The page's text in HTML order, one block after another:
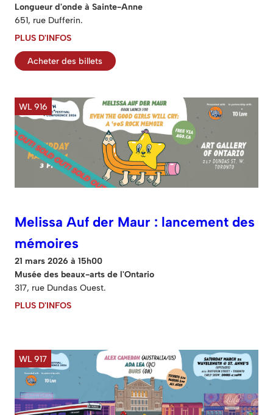
Longueur d'onde à Sainte-Anne
651, rue Dufferin.
PLUS D'INFOS
Acheter des billets
WL 916
Melissa Auf der Maur : lancement des
mémoires
21 mars 2026 à 15h00
Musée des beaux-arts de l'Ontario
317, rue Dundas Ouest.
PLUS D'INFOS
WL 917